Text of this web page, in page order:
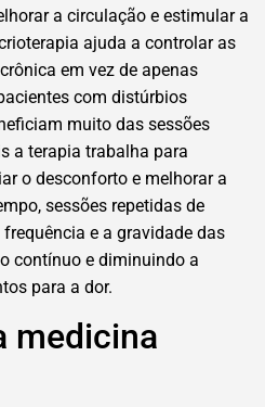
a circulação e estimular a
ajuda a controlar as
em vez de apenas
com distúrbios
muito das sessões
a terapia trabalha para
o desconforto e melhorar a
sessões repetidas de
e a gravidade das
contínuo e diminuindo a
para a dor.
medicina